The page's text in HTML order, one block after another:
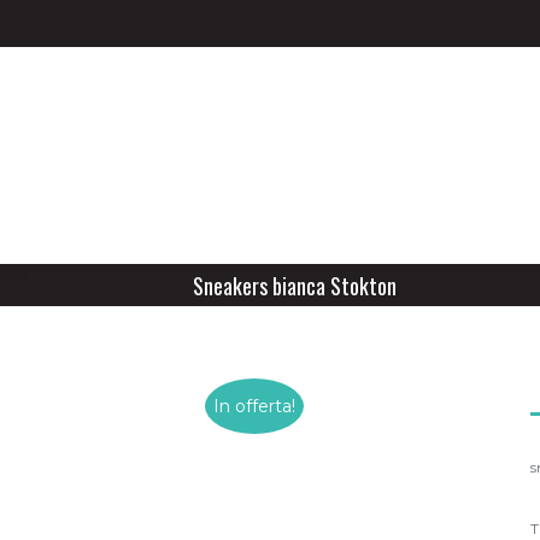
Sneakers bianca Stokton
In offerta!